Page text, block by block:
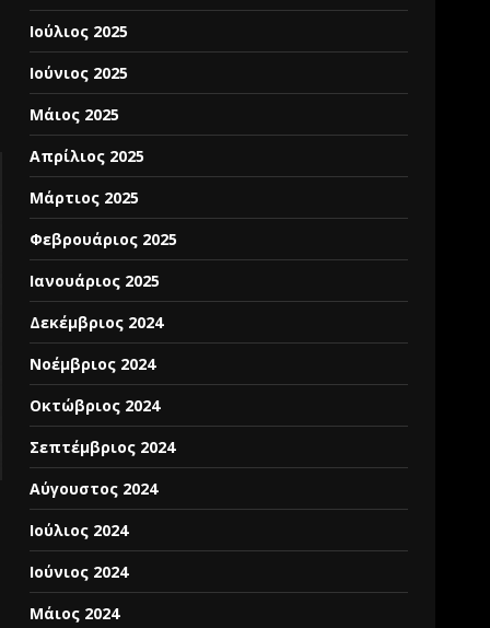
Ιούλιος 2025
Ιούνιος 2025
Μάιος 2025
Απρίλιος 2025
Μάρτιος 2025
Φεβρουάριος 2025
Ιανουάριος 2025
Δεκέμβριος 2024
Νοέμβριος 2024
Οκτώβριος 2024
Σεπτέμβριος 2024
Αύγουστος 2024
Ιούλιος 2024
Ιούνιος 2024
Μάιος 2024